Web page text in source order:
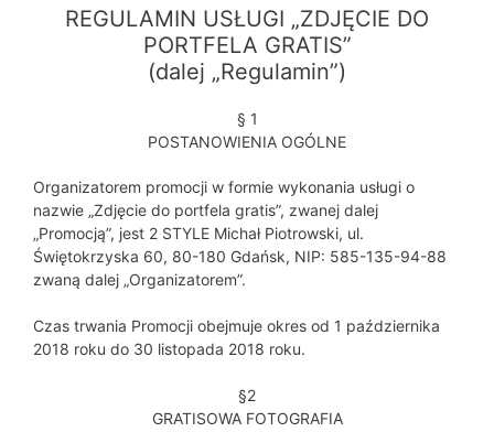
REGULAMIN USŁUGI „ZDJĘCIE DO
PORTFELA GRATIS”
(dalej „Regulamin”)
§ 1
POSTANOWIENIA OGÓLNE
Organizatorem promocji w formie wykonania usługi o
nazwie „Zdjęcie do portfela gratis”, zwanej dalej
„Promocją”, jest 2 STYLE Michał Piotrowski, ul.
Świętokrzyska 60, 80-180 Gdańsk, NIP: 585-135-94-88
zwaną dalej „Organizatorem”.
Czas trwania Promocji obejmuje okres od 1 października
2018 roku do 30 listopada 2018 roku.
§2
GRATISOWA FOTOGRAFIA